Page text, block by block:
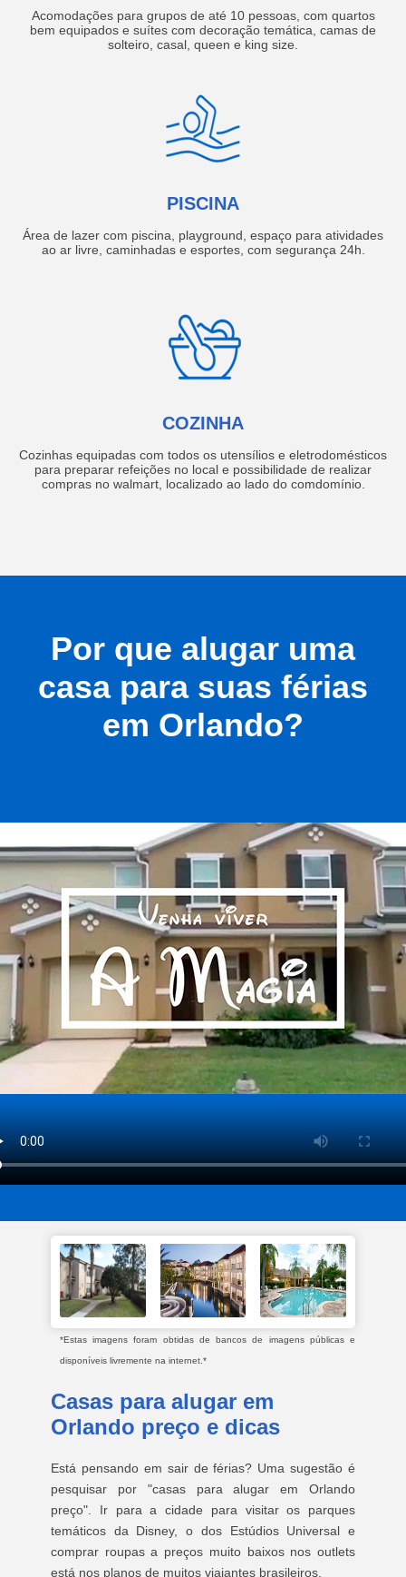
Acomodações para grupos de até 10 pessoas, com quartos
bem equipados e suítes com decoração temática, camas de
solteiro, casal, queen e king size.
PISCINA
Área de lazer com piscina, playground, espaço para atividades
ao ar livre, caminhadas e esportes, com segurança 24h.
COZINHA
Cozinhas equipadas com todos os utensílios e eletrodomésticos
para preparar refeições no local e possibilidade de realizar
compras no walmart, localizado ao lado do comdomínio.
Por que alugar uma
casa para suas férias
em Orlando?
*Estas imagens foram obtidas de bancos de imagens públicas e
disponíveis livremente na internet.*
Casas para alugar em
Orlando preço e dicas
Está pensando em sair de férias? Uma sugestão é
pesquisar por "casas para alugar em Orlando
preço". Ir para a cidade para visitar os parques
temáticos da Disney, o dos Estúdios Universal e
comprar roupas a preços muito baixos nos outlets
está nos planos de muitos viajantes brasileiros.